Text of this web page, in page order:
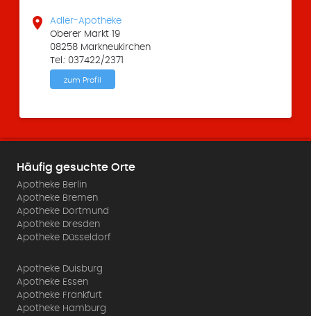

Adler-Apotheke
Oberer Markt 19
08258 Markneukirchen
Tel.: 037422/2371
zum Profil
Häufig gesuchte Orte
Apotheke Berlin
Apotheke Bremen
Apotheke Dortmund
Apotheke Dresden
Apotheke Düsseldorf
Apotheke Duisburg
Apotheke Essen
Apotheke Frankfurt
Apotheke Hamburg